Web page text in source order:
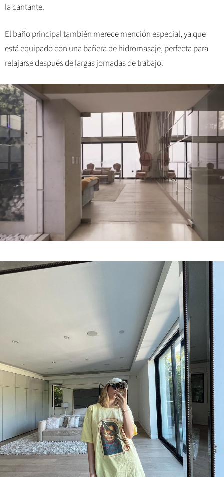
la cantante.
El baño principal también merece mención especial, ya que
está equipado con una bañera de hidromasaje, perfecta para
relajarse después de largas jornadas de trabajo.